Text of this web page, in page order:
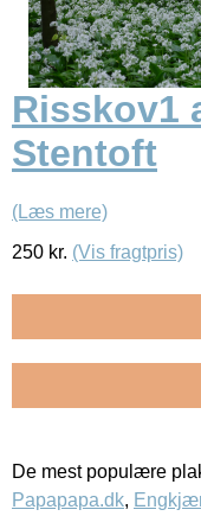
Risskov1
Stentoft
(Læs mere)
250 kr. (Vis fragtpris)
De mest populære
Papapapa.dk,